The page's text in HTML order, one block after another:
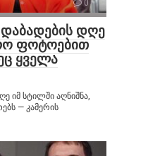
0
დღე
ფოტოებით
ყველა
იმ სტილში აღნიშნა,
— კამერის